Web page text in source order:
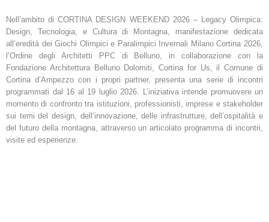
Nell’ambito di CORTINA DESIGN WEEKEND 2026 – Legacy Olimpica:
Design, Tecnologia, e Cultura di Montagna, manifestazione dedicata
all’eredità dei Giochi Olimpici e Paralimpici Invernali Milano Cortina 2026,
l’Ordine degli Architetti PPC di Belluno, in collaborazione con la
Fondazione Architettura Belluno Dolomiti, Cortina for Us, il Comune di
Cortina d’Ampezzo con i propri partner, presenta una serie di incontri
programmati dal 16 al 19 luglio 2026. L’iniziativa intende promuovere un
momento di confronto tra istituzioni, professionisti, imprese e stakeholder
sui temi del design, dell’innovazione, delle infrastrutture, dell’ospitalità e
del futuro della montagna, attraverso un articolato programma di incontri,
visite ed esperienze.